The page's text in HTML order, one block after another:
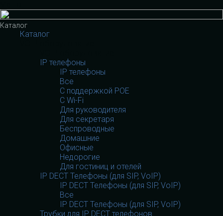
Каталог
Каталог
IP телефоны
IP телефоны
Все
С поддержкой POE
C Wi-Fi
Для руководителя
Для секретаря
Беспроводные
Домашние
Офисные
Недорогие
Для гостиниц и отелей
IP DECT Телефоны (для SIP, VoIP)
IP DECT Телефоны (для SIP, VoIP)
Все
IP DECT Телефоны (для SIP, VoIP)
Трубки для IP DECT телефонов